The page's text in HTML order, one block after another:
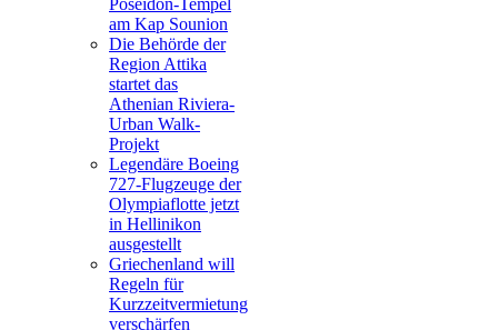
Poseidon-Tempel
am Kap Sounion
Die Behörde der
Region Attika
startet das
Athenian Riviera-
Urban Walk-
Projekt
Legendäre Boeing
727-Flugzeuge der
Olympiaflotte jetzt
in Hellinikon
ausgestellt
Griechenland will
Regeln für
Kurzzeitvermietung
verschärfen